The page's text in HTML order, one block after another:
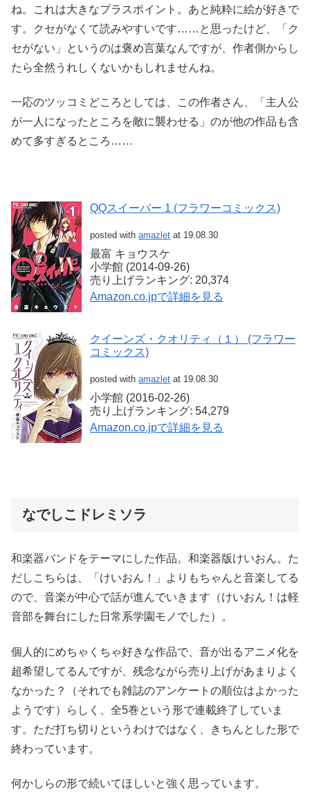
ね。これは大きなプラスポイント。あと純粋に絵が好きで
す。クセがなくて読みやすいです……と思ったけど、「ク
セがない」というのは褒め言葉なんですが、作者側からし
たら全然うれしくないかもしれませんね。
一応のツッコミどころとしては、この作者さん、「主人公
が一人になったところを敵に襲わせる」のが他の作品も含
めて多すぎるところ……
QQスイーパー 1 (フラワーコミックス)
posted with amazlet at 19.08.30
最富 キョウスケ
小学館 (2014-09-26)
売り上げランキング: 20,374
Amazon.co.jpで詳細を見る
クイーンズ・クオリティ（１） (フラワー
コミックス)
posted with amazlet at 19.08.30
小学館 (2016-02-26)
売り上げランキング: 54,279
Amazon.co.jpで詳細を見る
なでしこドレミソラ
和楽器バンドをテーマにした作品。和楽器版けいおん。た
だしこちらは、「けいおん！」よりもちゃんと音楽してる
ので、音楽が中心で話が進んでいきます（けいおん！は軽
音部を舞台にした日常系学園モノでした）。
個人的にめちゃくちゃ好きな作品で、音が出るアニメ化を
超希望してるんですが、残念ながら売り上げがあまりよく
なかった？（それでも雑誌のアンケートの順位はよかった
ようです）らしく、全5巻という形で連載終了していま
す。ただ打ち切りというわけではなく、きちんとした形で
終わっています。
何かしらの形で続いてほしいと強く思っています。